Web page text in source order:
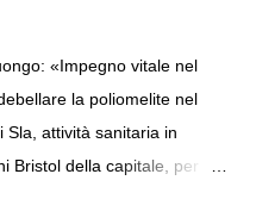
«Impegno vitale nel
la poliomelite nel
Sla, attività sanitaria in
Bristol della capitale, per la